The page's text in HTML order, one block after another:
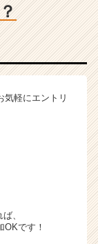
軽にエントリ
、
です！